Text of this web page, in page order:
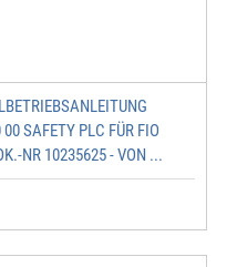
SAFETY PLC FÜR FIO
NR 10235625 - VON ...